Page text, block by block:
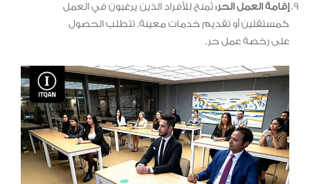
إقامة العمل الحر:تُمنح للأفراد الذين يرغبون في العمل
كمستقلين أو تقديم خدمات معينة. تتطلب الحصول
على رخصة عمل حر.